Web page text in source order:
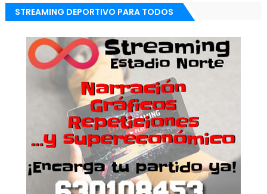
STREAMING DEPORTIVO PARA TODOS